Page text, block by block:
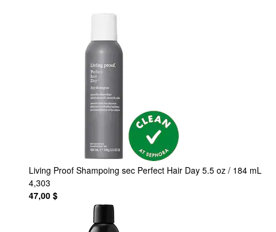
Living Proof Shampoing sec Perfect Hair Day 5.5 oz / 184 mL
4,303
47,00 $